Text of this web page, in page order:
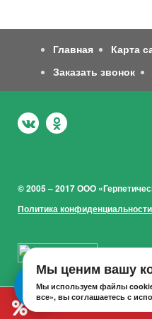
Главная Карта
Заказать звонок
© 2005 – 2017 ООО
Политика конфиденциальности
Мы ценим вашу
Мы используем файлы cookie
все», вы соглашаетесь с